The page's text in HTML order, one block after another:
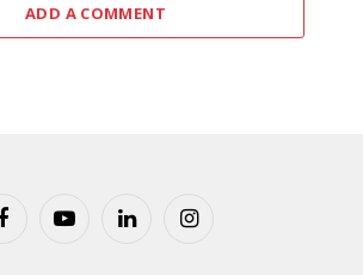
ADD A COMMENT
FacebookYouTubeLinkedInInstagram